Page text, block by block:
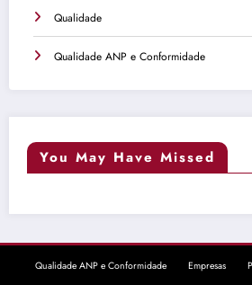
Qualidade
Qualidade ANP e Conformidade
You May Have Missed
Qualidade ANP e Conformidade Empresas